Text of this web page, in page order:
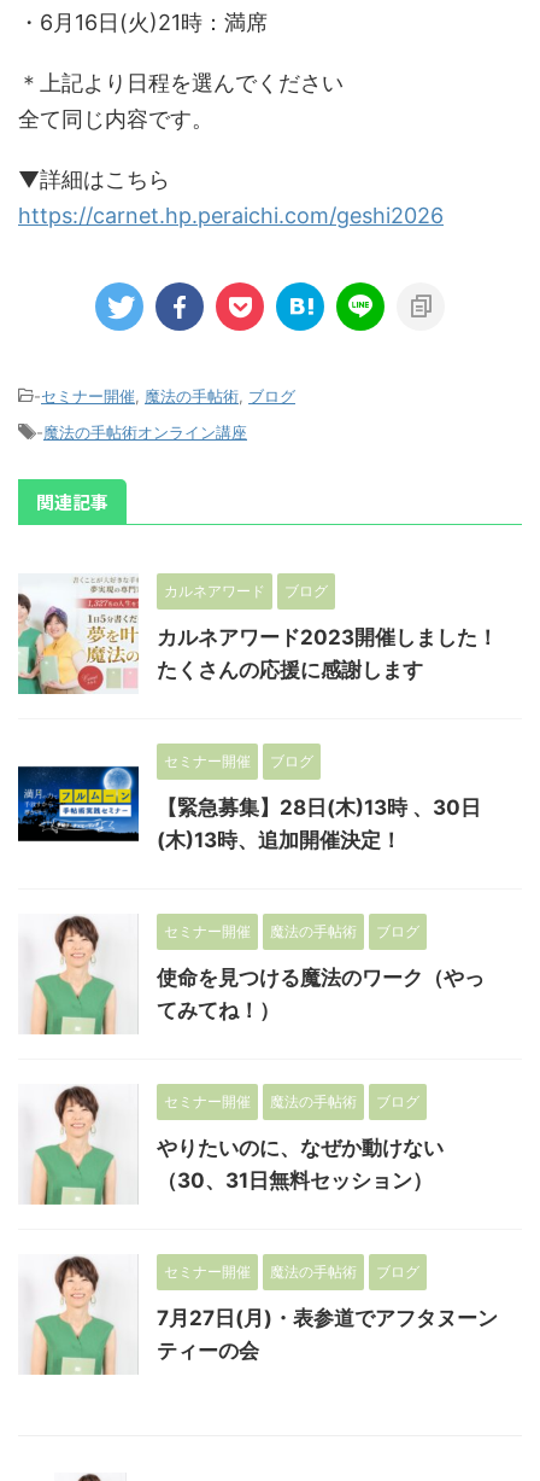
・6月16日(火)21時：満席
＊上記より日程を選んでください
全て同じ内容です。
▼詳細はこちら
https://carnet.hp.peraichi.com/geshi2026
-セミナー開催 魔法の手帖術 ブログ
-魔法の手帖術オンライン講座
関連記事
カルネアワード ブログ
カルネアワード2023開催しました！
たくさんの応援に感謝します
セミナー開催 ブログ
【緊急募集】28日(木)13時 、30日
(木)13時、追加開催決定！
セミナー開催 魔法の手帖術 ブログ
使命を見つける魔法のワーク（やっ
てみてね！）
セミナー開催 魔法の手帖術 ブログ
やりたいのに、なぜか動けない
（30、31日無料セッション）
セミナー開催 魔法の手帖術 ブログ
7月27日(月)・表参道でアフタヌーン
ティーの会